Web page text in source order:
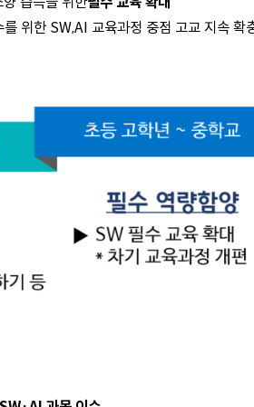
위한 SW,AI 교육과정 중점 고교 지속 확